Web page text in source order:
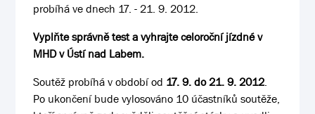
probíhá ve dnech 17. - 21. 9. 2012.
Vyplňte správně test a vyhrajte celoroční jízdné v
MHD v Ústí nad Labem.
Soutěž probíhá v období od 17. 9. do 21. 9. 2012.
Po ukončení bude vylosováno 10 účastníků soutěže,